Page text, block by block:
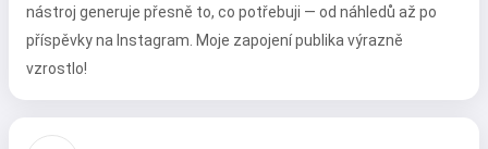
nástroj generuje přesně to, co potřebuji — od náhledů až po
příspěvky na Instagram. Moje zapojení publika výrazně
vzrostlo!